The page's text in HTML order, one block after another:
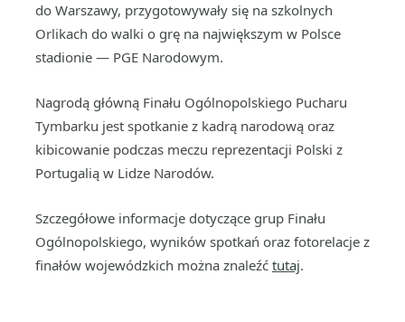
do Warszawy, przygotowywały się na szkolnych
Orlikach do walki o grę na największym w Polsce
stadionie — PGE Narodowym.
Nagrodą główną Finału Ogólnopolskiego Pucharu
Tymbarku jest spotkanie z kadrą narodową oraz
kibicowanie podczas meczu reprezentacji Polski z
Portugalią w Lidze Narodów.
Szczegółowe informacje dotyczące grup Finału
Ogólnopolskiego, wyników spotkań oraz fotorelacje z
finałów wojewódzkich można znaleźć tutaj.